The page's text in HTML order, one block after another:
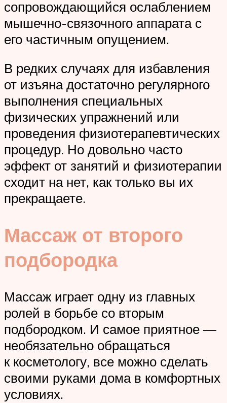
сопровождающийся ослаблением
мышечно-связочного аппарата с
его частичным опущением.
В редких случаях для избавления
от изъяна достаточно регулярного
выполнения специальных
физических упражнений или
проведения физиотерапевтических
процедур. Но довольно часто
эффект от занятий и физиотерапии
сходит на нет, как только вы их
прекращаете.
Массаж от второго
подбородка
Массаж играет одну из главных
ролей в борьбе со вторым
подбородком. И самое приятное —
необязательно обращаться
к косметологу, все можно сделать
своими руками дома в комфортных
условиях.